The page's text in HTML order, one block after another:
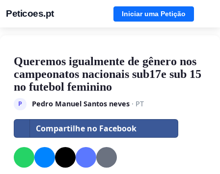
Peticoes.pt Iniciar uma Petição
Queremos igualmente de gênero nos
campeonatos nacionais sub17e sub 15
no futebol feminino
P Pedro Manuel Santos neves· PT
Compartilhe no Facebook